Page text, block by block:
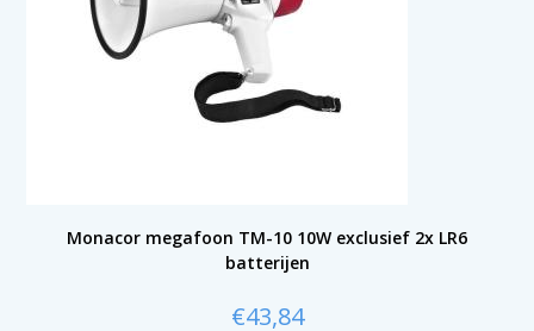
Monacor megafoon TM-10 10W exclusief 2x LR6
batterijen
€43,84